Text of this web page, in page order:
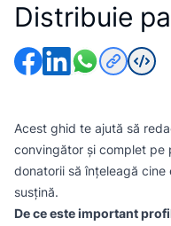
Distribuie
Acest ghid te ajută să
convingător și complet pe
donatorii să înțeleagă
susțină.
De ce este important